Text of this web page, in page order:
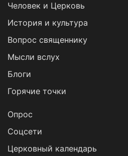
Человек и Церковь
История и культура
Вопрос священнику
Мысли вслух
Блоги
Горячие точки
Опрос
Cоцсети
Церковный календарь